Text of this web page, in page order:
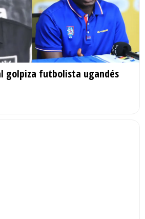
golpiza futbolista ugandés